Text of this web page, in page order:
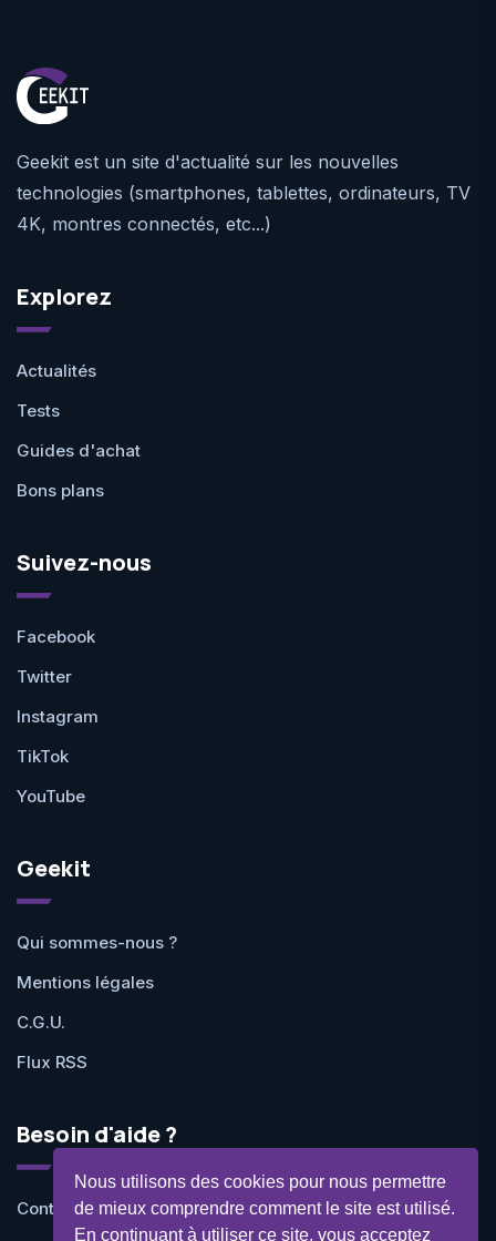
Nous utilisons des cookies pour nous permettre
de mieux comprendre comment le site est utilisé.
En continuant à utiliser ce site, vous acceptez
Geekit est un site d'actualité sur les nouvelles
technologies (smartphones, tablettes, ordinateurs, TV
4K, montres connectés, etc...)
Explorez
Actualités
Tests
Guides d'achat
Bons plans
Suivez-nous
Facebook
Twitter
Instagram
TikTok
YouTube
Geekit
Qui sommes-nous ?
Mentions légales
C.G.U.
Flux RSS
Besoin d'aide ?
Contactez-nous